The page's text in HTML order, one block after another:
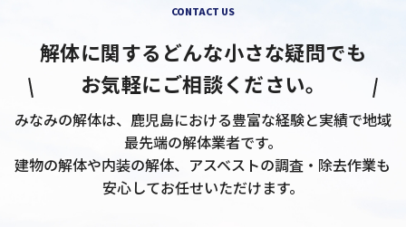
CONTACT US
解体に関するどんな小さな疑問でも
お気軽にご相談ください。
みなみの解体は、鹿児島における豊富な経験と実績で地域
最先端の解体業者です。
建物の解体や内装の解体、アスベストの調査・除去作業も
安心してお任せいただけます。